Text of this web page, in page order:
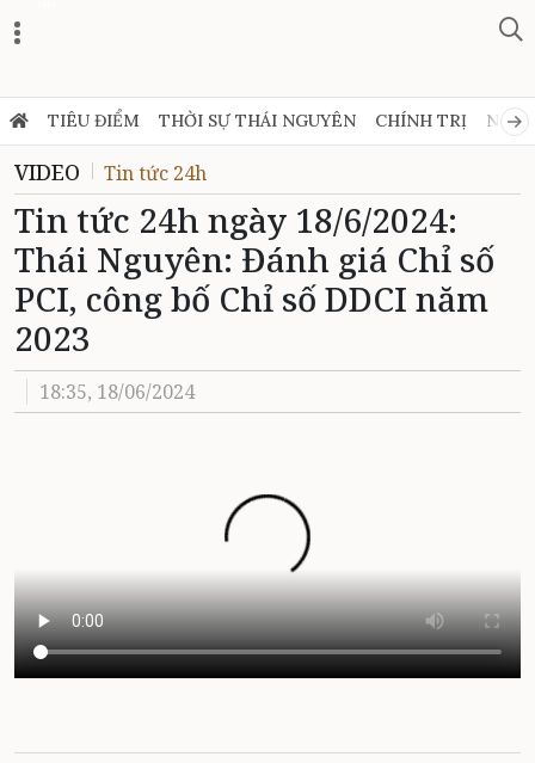
TIÊU ĐIỂM THỜI SỰ THÁI NGUYÊN CHÍNH TRỊ NGHỊ
VIDEO Tin tức 24h
Tin tức 24h ngày 18/6/2024:
Thái Nguyên: Đánh giá Chỉ số
PCI, công bố Chỉ số DDCI năm
2023
18:35, 18/06/2024